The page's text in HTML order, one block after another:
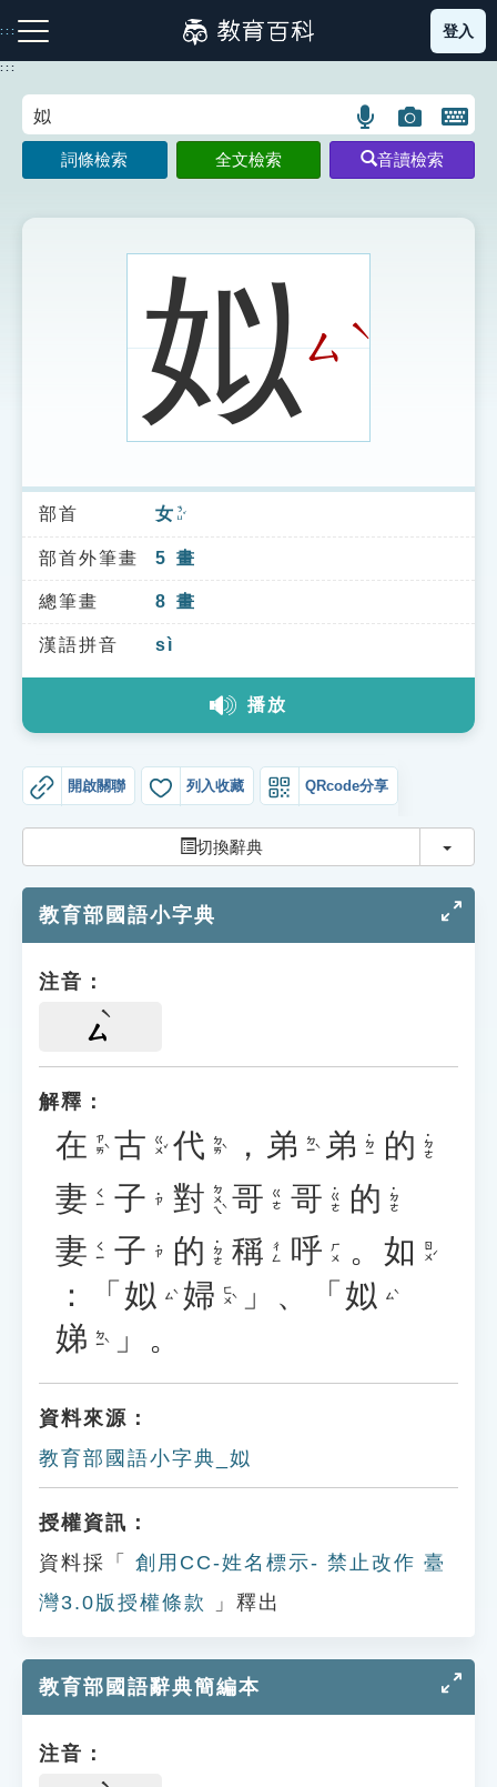
到
主
:::
注音索引圖示 筆畫索引圖示 部首索引表圖示
索引選單
知識索引
單字索引
生命大百科索引
教學應用
貓頭鷹博士
登入
:::
語
言
搜
示
圖
片
搜
開
鍵
圖
詞條檢索 全文檢索 音讀檢索
姒ㄙ ˋ
部首 女 ㄋㄩˇ
部首外筆畫 5 畫
總筆畫 8 畫
漢語拼音 sì
播放
開啟關聯 列入收藏 QRcode分享
切換辭典 切換
教育部國語小字典
注音：
ㄙ
解釋：
在 ㄗㄞˋ 古 ㄍㄨˇ 代 ㄉㄞˋ ， 弟 ㄉㄧˋ 弟 ˙ㄉㄧ 的 ˙ㄉㄜ
妻 ㄑㄧ 子 ˙ㄗ 對 ㄉㄨㄟˋ 哥 ㄍㄜ 哥 ˙ㄍㄜ 的 ˙ㄉㄜ
妻 ㄑㄧ 子 ˙ㄗ 的 ˙ㄉㄜ 稱 ㄔㄥ 呼 ㄏㄨ 。 如 ㄖㄨˊ
： 「 姒 ㄙˋ 婦 ㄈㄨˋ 」 、 「 姒 ㄙˋ
娣 ㄉㄧˋ 」 。
資料來源：
教育部國語小字典_姒
授權資訊：
資料採「
創用CC-姓名標示- 禁止改作 臺
灣3.0版授權條款
」釋出
教育部國語辭典簡編本
注音：